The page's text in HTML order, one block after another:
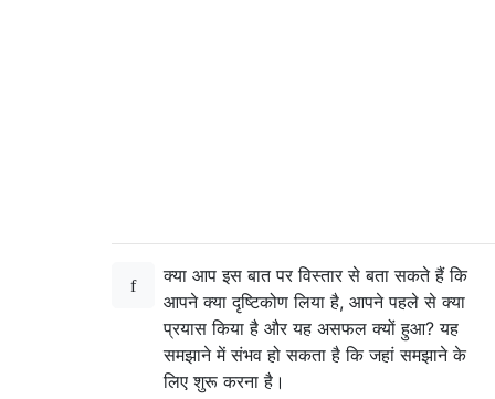
क्या आप इस बात पर विस्तार से बता सकते हैं कि
आपने क्या दृष्टिकोण लिया है, आपने पहले से क्या
प्रयास किया है और यह असफल क्यों हुआ? यह
समझाने में संभव हो सकता है कि जहां समझाने के
लिए शुरू करना है।